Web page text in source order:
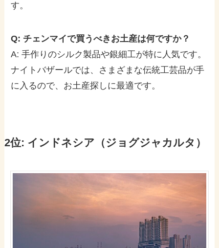
す。
Q: チェンマイで買うべきお土産は何ですか？
A: 手作りのシルク製品や銀細工が特に人気です。
ナイトバザールでは、さまざまな伝統工芸品が手
に入るので、お土産探しに最適です。
2位: インドネシア（ジョグジャカルタ）